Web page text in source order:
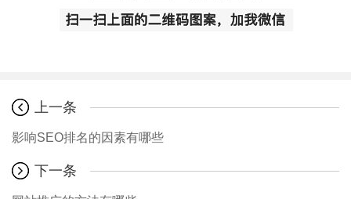
上一条
影响SEO排名的因素有哪些
下一条